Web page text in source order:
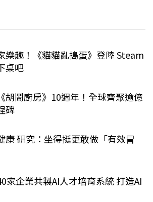
樂趣！《貓貓亂搗蛋》登陸 Steam
桌吧
胡鬧廚房》10週年！全球齊聚逾億
碑
康 研究：坐得挺更敢做「有效冒
家企業共製AI人才培育系統 打造AI